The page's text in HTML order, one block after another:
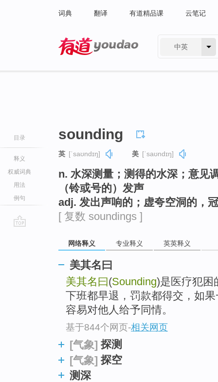
词典 翻译 有道精品课 云笔记
中英
目录
释义
权威词典
用法
例句
sounding
英 [ˈsaʊndɪŋ] 美 [ˈsaʊndɪŋ]
n. 水深测量；测得的水深；意见
（铃或号的）发声
adj. 发出声响的；虚夸空洞的，
[ 复数 soundings ]
网络释义 专业释义 英英释义
美其名曰
美其名曰(Sounding)是医疗犯困
下班都早退，罚款都得交，如
容易对他人给予同情。
基于844个网页-相关网页
[气象] 探测
[气象] 探空
测深